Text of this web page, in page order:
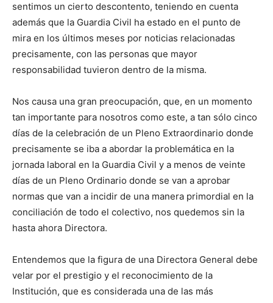
sentimos un cierto descontento, teniendo en cuenta
además que la Guardia Civil ha estado en el punto de
mira en los últimos meses por noticias relacionadas
precisamente, con las personas que mayor
responsabilidad tuvieron dentro de la misma.
Nos causa una gran preocupación, que, en un momento
tan importante para nosotros como este, a tan sólo cinco
días de la celebración de un Pleno Extraordinario donde
precisamente se iba a abordar la problemática en la
jornada laboral en la Guardia Civil y a menos de veinte
días de un Pleno Ordinario donde se van a aprobar
normas que van a incidir de una manera primordial en la
conciliación de todo el colectivo, nos quedemos sin la
hasta ahora Directora.
Entendemos que la figura de una Directora General debe
velar por el prestigio y el reconocimiento de la
Institución, que es considerada una de las más